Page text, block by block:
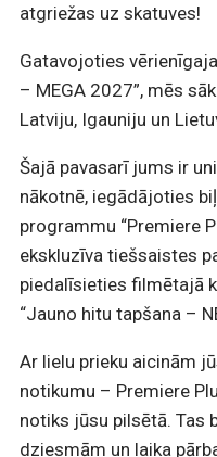
atgriežas uz skatuves!
Gatavojoties
– MEGA 2027”, mēs
Latviju, Igauniju un
Šajā pavasarī jums ir
nākotnē, iegādājoties
programmu “Premiere
ekskluzīva tiešsaistes
piedalīsieties filmētajā
“Jauno hitu tapšana –
Ar lielu prieku aicinām
notikumu – Premiere
notiks jūsu pilsētā. Tas
dziesmām un laika